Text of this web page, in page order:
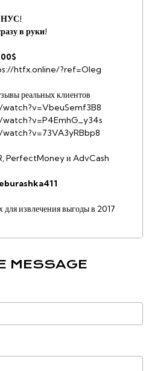
в руки!
htfx.online/?ref=Oleg
реальных клиентов
PerfectMoney и AdvCash
извлечения выгоды в 2017
MESSAGE